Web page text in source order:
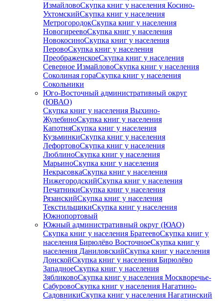
ИзмайловоСкупка книг у населения Косино-
УхтомскийСкупка книг у населения
МетрогородокСкупка книг у населения
НовогиреевоСкупка книг у населения
НовокосиноСкупка книг у населения
ПеровоСкупка книг у населения
ПреображенскоеСкупка книг у населения
Северное ИзмайловоСкупка книг у населения
Соколиная гораСкупка книг у населения
Сокольники
Юго-Восточный административный округ
(ЮВАО)
Скупка книг у населения Выхино-
ЖулебиноСкупка книг у населения
КапотняСкупка книг у населения
КузьминкиСкупка книг у населения
ЛефортовоСкупка книг у населения
ЛюблиноСкупка книг у населения
МарьиноСкупка книг у населения
НекрасовкаСкупка книг у населения
НижегородскийСкупка книг у населения
ПечатникиСкупка книг у населения
РязанскийСкупка книг у населения
ТекстильщикиСкупка книг у населения
Южнопортовый
Южный административный округ (ЮАО)
Скупка книг у населения БратеевоСкупка книг у
населения Бирюлёво ВосточноеСкупка книг у
населения ДаниловскийСкупка книг у населения
ДонскойСкупка книг у населения Бирюлёво
ЗападноеСкупка книг у населения
ЗябликовоСкупка книг у населения Москворечье-
СабуровоСкупка книг у населения Нагатино-
СадовникиСкупка книг у населения Нагатинский